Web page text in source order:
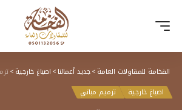
الفخامة للمقاولات العامة>جديد أعمالنا>اصباغ خارجية>ترميم
اصباغ خارجية
ترميم مباني